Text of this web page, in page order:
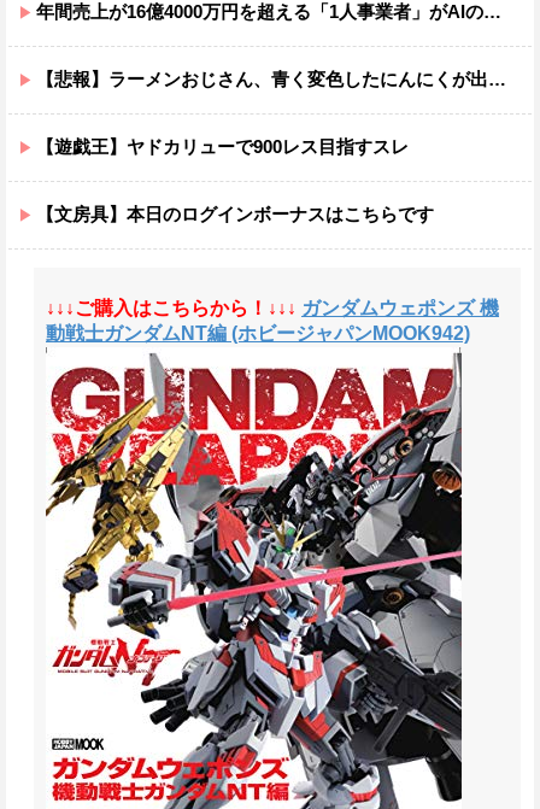
年間売上が16億4000万円を超える「1人事業者」がAIの支援を受けて2年で約3倍に急増
【悲報】ラーメンおじさん、青く変色したにんにくが出てきてブチギレwwwwwwwwww
【遊戯王】ヤドカリューで900レス目指すスレ
【文房具】本日のログインボーナスはこちらです
↓↓↓ご購入はこちらから！↓↓↓ ガンダムウェポンズ 機
動戦士ガンダムNT編 (ホビージャパンMOOK942)